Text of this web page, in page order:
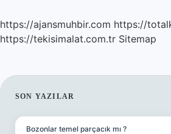
https://ajansmuhbir.com https://
https://tekisimalat.com.tr Sitemap
SIDEBAR
SON YAZILAR
Bozonlar temel parçacık mı ?